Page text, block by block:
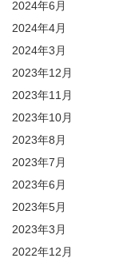
2024年6月
2024年4月
2024年3月
2023年12月
2023年11月
2023年10月
2023年8月
2023年7月
2023年6月
2023年5月
2023年3月
2022年12月